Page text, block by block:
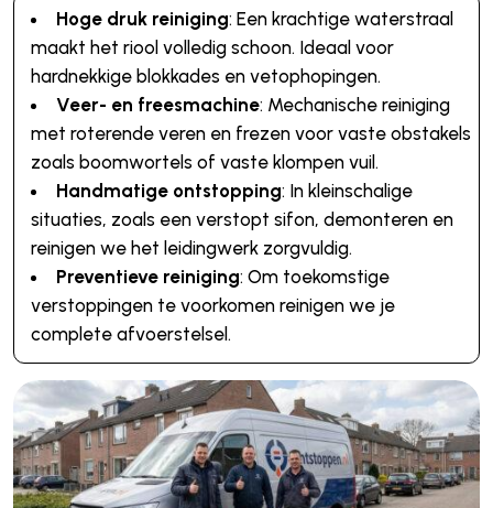
Hoge druk reiniging: Een krachtige waterstraal
maakt het riool volledig schoon. Ideaal voor
hardnekkige blokkades en vetophopingen.
Veer- en freesmachine: Mechanische reiniging
met roterende veren en frezen voor vaste obstakels
zoals boomwortels of vaste klompen vuil.
Handmatige ontstopping: In kleinschalige
situaties, zoals een verstopt sifon, demonteren en
reinigen we het leidingwerk zorgvuldig.
Preventieve reiniging: Om toekomstige
verstoppingen te voorkomen reinigen we je
complete afvoerstelsel.